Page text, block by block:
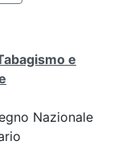
e
Nazionale